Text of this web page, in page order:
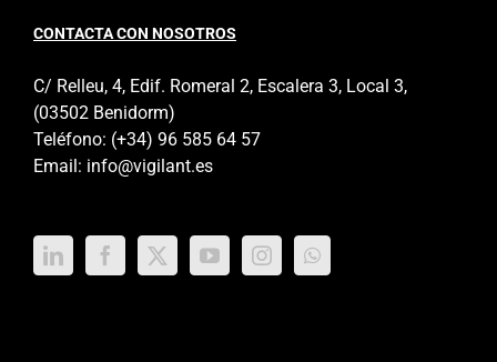
CONTACTA CON NOSOTROS
C/ Relleu, 4, Edif. Romeral 2, Escalera 3, Local 3,
(03502 Benidorm)
Teléfono: (+34) 96 585 64 57
Email: info@vigilant.es